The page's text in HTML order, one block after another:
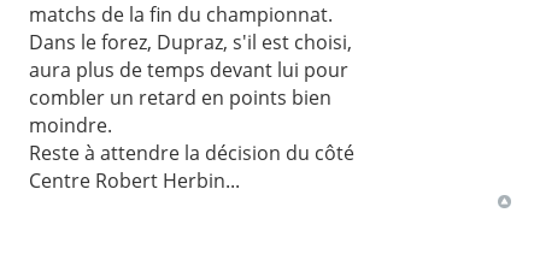
matchs de la fin du championnat.
Dans le forez, Dupraz, s'il est choisi,
aura plus de temps devant lui pour
combler un retard en points bien
moindre.
Reste à attendre la décision du côté
Centre Robert Herbin...